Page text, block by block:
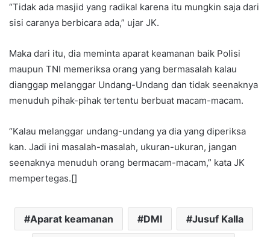
“Tidak ada masjid yang radikal karena itu mungkin saja dari
sisi caranya berbicara ada,” ujar JK.
Maka dari itu, dia meminta aparat keamanan baik Polisi
maupun TNI memeriksa orang yang bermasalah kalau
dianggap melanggar Undang-Undang dan tidak seenaknya
menuduh pihak-pihak tertentu berbuat macam-macam.
“Kalau melanggar undang-undang ya dia yang diperiksa
kan. Jadi ini masalah-masalah, ukuran-ukuran, jangan
seenaknya menuduh orang bermacam-macam,” kata JK
mempertegas.[]
Aparat keamanan DMI Jusuf Kalla